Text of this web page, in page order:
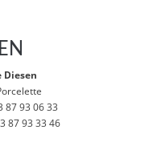
Diesen
87 93 06 33
87 93 33 46